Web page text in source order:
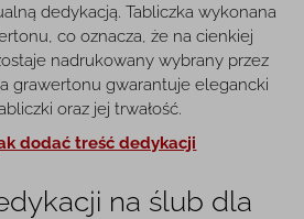
dedykacją. Tabliczka wykonana
co oznacza, że na cienkiej
nadrukowany wybrany przez
grawertonu gwarantuje elegancki
oraz jej trwałość.
dodać treść dedykacji
na ślub dla